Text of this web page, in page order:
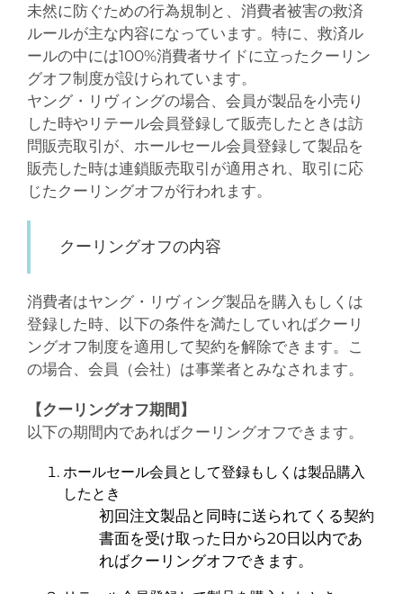
未然に防ぐための行為規制と、消費者被害の救済
ルールが主な内容になっています。特に、救済ル
ールの中には100%消費者サイドに立ったクーリン
グオフ制度が設けられています。
ヤング・リヴィングの場合、会員が製品を小売り
した時やリテール会員登録して販売したときは訪
問販売取引が、ホールセール会員登録して製品を
販売した時は連鎖販売取引が適用され、取引に応
じたクーリングオフが行われます。
クーリングオフの内容
消費者はヤング・リヴィング製品を購入もしくは
登録した時、以下の条件を満たしていればクーリ
ングオフ制度を適用して契約を解除できます。こ
の場合、会員（会社）は事業者とみなされます。
【クーリングオフ期間】
以下の期間内であればクーリングオフできます。
ホールセール会員として登録もしくは製品購入
したとき
初回注文製品と同時に送られてくる契約
書面を受け取った日から20日以内であ
ればクーリングオフできます。